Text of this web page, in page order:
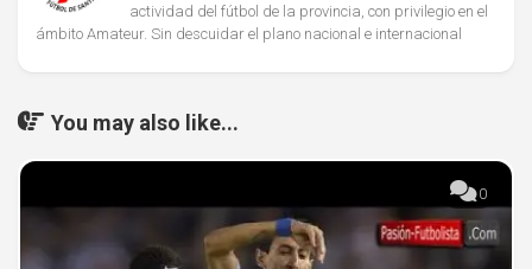
actividad del fútbol de la provincia, con privilegio en el
ámbito Amateur. Sin descuidar el plano nacional e internacional
You may also like...
0